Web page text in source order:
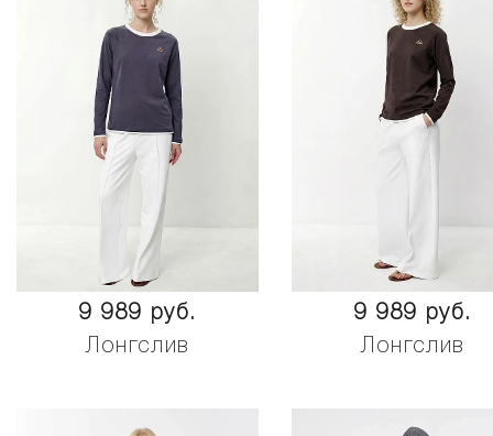
9 989 руб.
Лонгслив
9 989 руб.
Лонгслив